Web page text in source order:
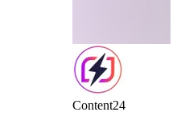
Content24